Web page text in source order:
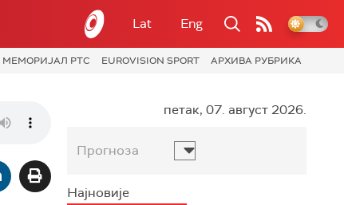
Lat Eng
МЕМОРИЈАЛ РТС EUROVISION SPORT АРХИВА РУБРИКА
петак, 07. август 2026.
Прогноза
Најновије